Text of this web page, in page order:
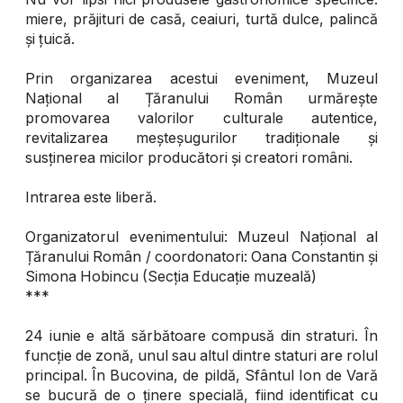
miere, prăjituri de casă, ceaiuri, turtă dulce, palincă
și țuică.
Prin organizarea acestui eveniment, Muzeul
Național al Țăranului Român urmărește
promovarea valorilor culturale autentice,
revitalizarea meșteșugurilor tradiționale și
susținerea micilor producători și creatori români.
Intrarea este liberă.
Organizatorul evenimentului: Muzeul Național al
Țăranului Român / coordonatori: Oana Constantin și
Simona Hobincu (Secția Educație muzeală)
***
24 iunie e altă sărbătoare compusă din straturi. În
funcție de zonă, unul sau altul dintre staturi are rolul
principal. În Bucovina, de pildă, Sfântul Ion de Vară
se bucură de o ținere specială, fiind identificat cu